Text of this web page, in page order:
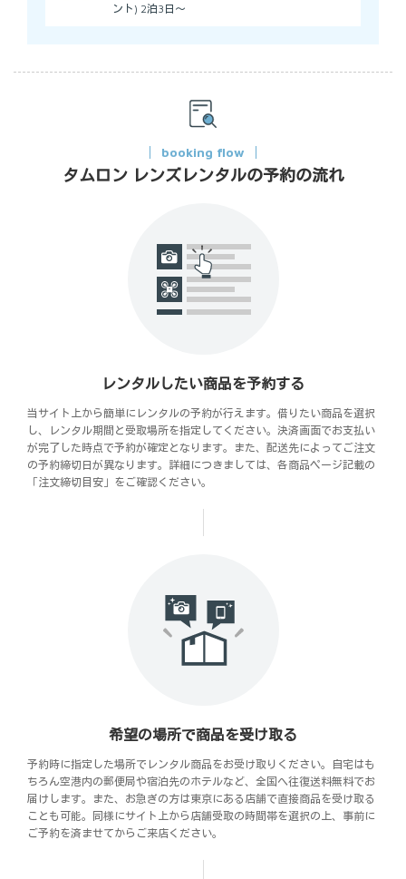
ント) 2泊3日～
booking flow
タムロン レンズレンタルの予約の流れ
レンタルしたい商品を予約する
当サイト上から簡単にレンタルの予約が行えます。借りたい商品を選択
し、レンタル期間と受取場所を指定してください。決済画面でお支払い
が完了した時点で予約が確定となります。また、配送先によってご注文
の予約締切日が異なります。詳細につきましては、各商品ページ記載の
「注文締切目安」をご確認ください。
希望の場所で商品を受け取る
予約時に指定した場所でレンタル商品をお受け取りください。自宅はも
ちろん空港内の郵便局や宿泊先のホテルなど、全国へ往復送料無料でお
届けします。また、お急ぎの方は東京にある店舗で直接商品を受け取る
ことも可能。同様にサイト上から店舗受取の時間帯を選択の上、事前に
ご予約を済ませてからご来店ください。